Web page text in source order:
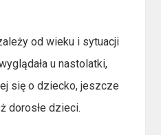
od wieku i sytuacji
u nastolatki,
się o dziecko, jeszcze
dorosłe dzieci.